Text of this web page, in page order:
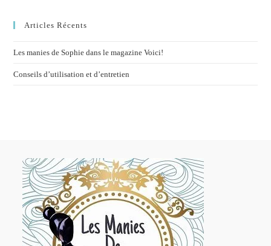
Articles Récents
Les manies de Sophie dans le magazine Voici!
Conseils d’utilisation et d’entretien